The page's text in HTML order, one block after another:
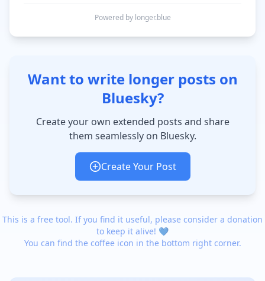
Powered by longer.blue
Want to write longer posts on
Bluesky?
Create your own extended posts and share
them seamlessly on Bluesky.
Create Your Post
This is a free tool. If you find it useful, please consider a donation
to keep it alive! 💙
You can find the coffee icon in the bottom right corner.